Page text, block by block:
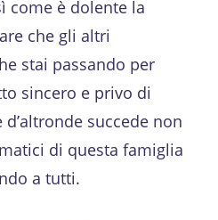
come è dolente la
che gli altri
stai passando per
sincero e privo di
succede non
di questa famiglia
a tutti.